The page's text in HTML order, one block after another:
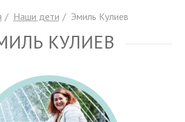
Наши дети Эмиль Кулиев
КУЛИЕВ